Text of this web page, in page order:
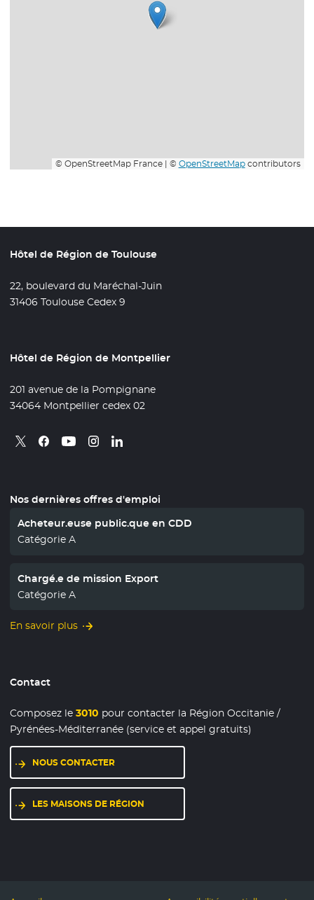
© OpenStreetMap France | © OpenStreetMapcontributors
Hôtel de Région de Toulouse
22, boulevard du Maréchal-Juin
31406 Toulouse Cedex 9
Hôtel de Région de Montpellier
201 avenue de la Pompignane
34064 Montpellier cedex 02
Retrouvez nous sur X
- Nouvelle fenêtre
Retrouvez nous sur Facebook
- Nouvelle fenêtre
Retrouvez nous sur Youtube
- Nouvelle fenêtre
Retrouvez nous sur Instagram
- Nouvelle fenêtre
Retrouvez nous sur Linkedin
- Nouvelle fenêtre
Nos dernières offres d'emploi
Acheteur.euse public.que en CDD
Catégorie A
Chargé.e de mission Export
Catégorie A
En savoir plus
Contact
Composez le3010 pour contacter la Région Occitanie /
Pyrénées-Méditerranée (service et appel gratuits)
NOUS CONTACTER
LES MAISONS DE RÉGION